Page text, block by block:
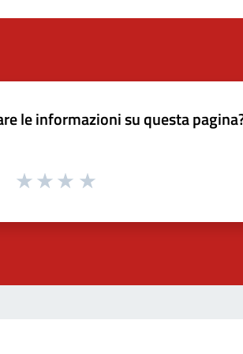
le informazioni su questa